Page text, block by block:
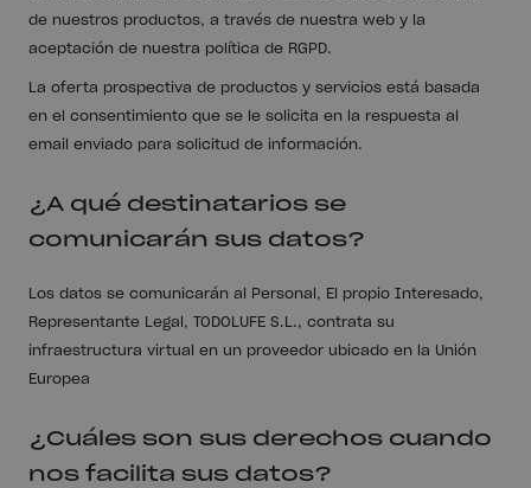
de nuestros productos, a través de nuestra web y la
aceptación de nuestra política de RGPD.
La oferta prospectiva de productos y servicios está basada
en el consentimiento que se le solicita en la respuesta al
email enviado para solicitud de información.
¿A qué destinatarios se
comunicarán sus datos?
Los datos se comunicarán al Personal, El propio Interesado,
Representante Legal, TODOLUFE S.L., contrata su
infraestructura virtual en un proveedor ubicado en la Unión
Europea
¿Cuáles son sus derechos cuando
nos facilita sus datos?